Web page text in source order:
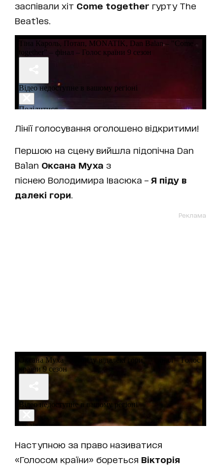
заспівали хіт Come together гурту The
Beatles.
Лінії голосування оголошено відкритими!
Першою на сцену вийшла підопічна Dan
Balan Оксана Муха з
піснею Володимира Івасюка – Я піду в
далекі гори
Реклама
Наступною за право називатися
«Голосом країни» бореться Вікторія